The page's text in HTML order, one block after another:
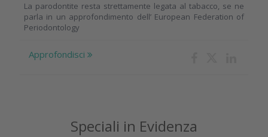
La parodontite resta strettamente legata al tabacco, se ne
parla in un approfondimento dell’ European Federation of
Periodontology
Approfondisci
Speciali in Evidenza